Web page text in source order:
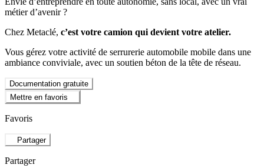
métier d’avenir ?
Chez Metaclé, c’est votre camion qui devient votre atelier.
Vous gérez votre activité de serrurerie automobile mobile dans une
ambiance conviviale, avec un soutien béton de la tête de réseau.
Documentation gratuite
Mettre en favoris
Favoris
Partager
Partager